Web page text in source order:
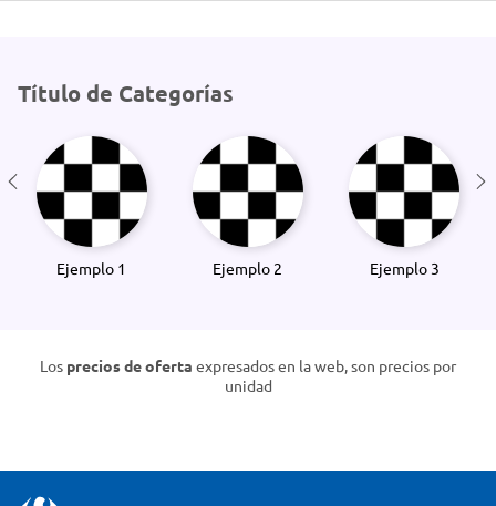
Título de Categorías
Ejemplo 1 Ejemplo 2 Ejemplo 3
Los precios de oferta expresados en la web, son precios por
unidad